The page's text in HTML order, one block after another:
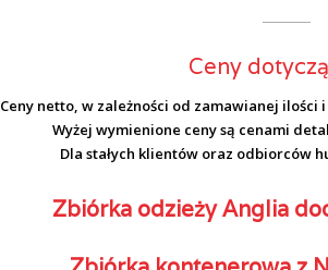
Ceny
Ceny netto, w zależności od zamawianej
Wyżej wymienione ceny są cenami
Dla stałych klientów oraz odbiorców
Zbiórka odzieży Anglia